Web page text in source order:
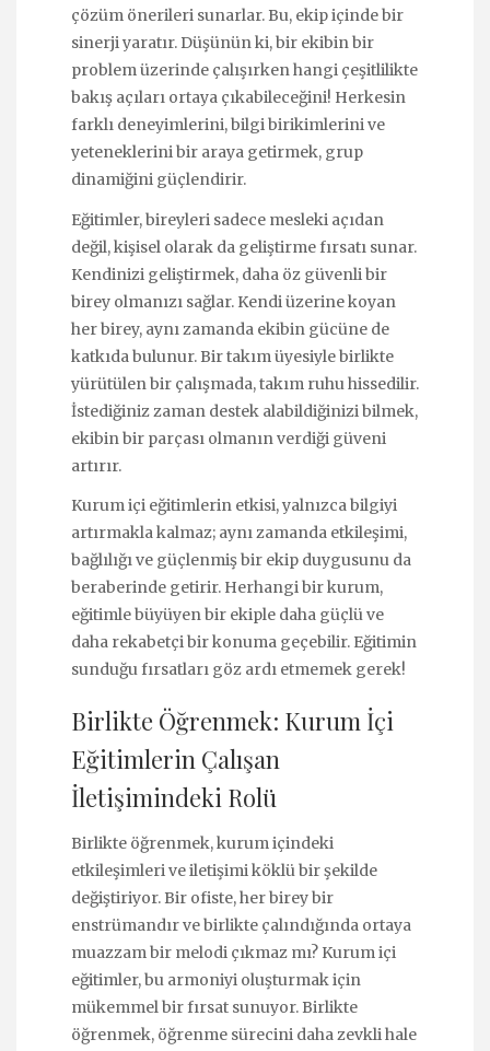
çözüm önerileri sunarlar. Bu, ekip içinde bir
sinerji yaratır. Düşünün ki, bir ekibin bir
problem üzerinde çalışırken hangi çeşitlilikte
bakış açıları ortaya çıkabileceğini! Herkesin
farklı deneyimlerini, bilgi birikimlerini ve
yeteneklerini bir araya getirmek, grup
dinamiğini güçlendirir.
Eğitimler, bireyleri sadece mesleki açıdan
değil, kişisel olarak da geliştirme fırsatı sunar.
Kendinizi geliştirmek, daha öz güvenli bir
birey olmanızı sağlar. Kendi üzerine koyan
her birey, aynı zamanda ekibin gücüne de
katkıda bulunur. Bir takım üyesiyle birlikte
yürütülen bir çalışmada, takım ruhu hissedilir.
İstediğiniz zaman destek alabildiğinizi bilmek,
ekibin bir parçası olmanın verdiği güveni
artırır.
Kurum içi eğitimlerin etkisi, yalnızca bilgiyi
artırmakla kalmaz; aynı zamanda etkileşimi,
bağlılığı ve güçlenmiş bir ekip duygusunu da
beraberinde getirir. Herhangi bir kurum,
eğitimle büyüyen bir ekiple daha güçlü ve
daha rekabetçi bir konuma geçebilir. Eğitimin
sunduğu fırsatları göz ardı etmemek gerek!
Birlikte Öğrenmek: Kurum İçi
Eğitimlerin Çalışan
İletişimindeki Rolü
Birlikte öğrenmek, kurum içindeki
etkileşimleri ve iletişimi köklü bir şekilde
değiştiriyor. Bir ofiste, her birey bir
enstrümandır ve birlikte çalındığında ortaya
muazzam bir melodi çıkmaz mı? Kurum içi
eğitimler, bu armoniyi oluşturmak için
mükemmel bir fırsat sunuyor. Birlikte
öğrenmek, öğrenme sürecini daha zevkli hale